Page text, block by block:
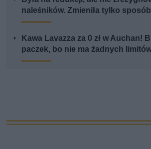
naleśników. Zmieniła tylko
Kawa Lavazza za 0 zł w Auchan!
paczek, bo nie ma żadnych